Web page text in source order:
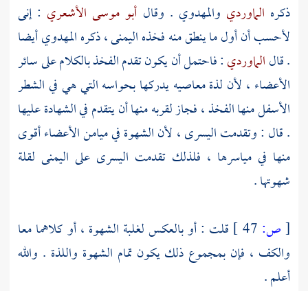
ذكره الماوردي والمهدوي . وقال أبو موسى الأشعري : إنى
لأحسب أن أول ما ينطق منه فخذه اليمنى ، ذكرهالمهدويأيضا
. قالالماوردي: فاحتمل أن يكون تقدم الفخذ بالكلام على سائر
الأعضاء ، لأن لذة معاصيه يدركها بحواسه التي هي في الشطر
الأسفل منها الفخذ ، فجاز لقربه منها أن يتقدم في الشهادة عليها
. قال : وتقدمت اليسرى ، لأن الشهوة في ميامن الأعضاء أقوى
منها في مياسرها ، فلذلك تقدمت اليسرى على اليمنى لقلة
شهوتها .
[ص:
قلت : أو بالعكس لغلبة الشهوة ، أو كلاهما معا
والكف ، فإن بمجموع ذلك يكون تمام الشهوة واللذة . والله
أعلم .